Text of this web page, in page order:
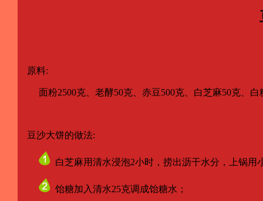
原料:
面粉2500克、老酵50克、赤豆500克、白芝麻50克、白
豆沙大饼的做法:
白芝麻用清水浸泡2小时，捞出沥干水分，上锅用
饴糖加入清水25克调成饴糖水；